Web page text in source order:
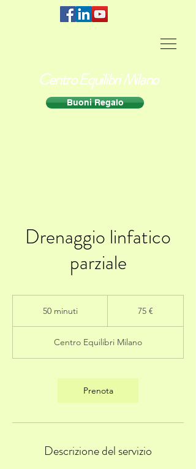
Centro Equilibri Milano
Buoni Regalo
Drenaggio linfatico
parziale
50 minuti
i
n
t
75 €
Centro Equilibri Milano
Prenota
Descrizione del servizio